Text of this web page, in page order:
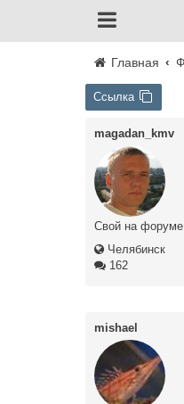
Главная
Ссылка
magadan_kmv
Свой на форуме
Челябинск
162
mishael